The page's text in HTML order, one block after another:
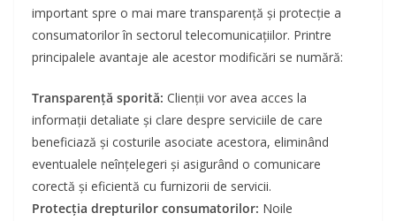
important spre o mai mare transparență și protecție a
consumatorilor în sectorul telecomunicațiilor. Printre
principalele avantaje ale acestor modificări se numără:
Transparență sporită: Clienții vor avea acces la
informații detaliate și clare despre serviciile de care
beneficiază și costurile asociate acestora, eliminând
eventualele neînțelegeri și asigurând o comunicare
corectă și eficientă cu furnizorii de servicii.
Protecția drepturilor consumatorilor: Noile